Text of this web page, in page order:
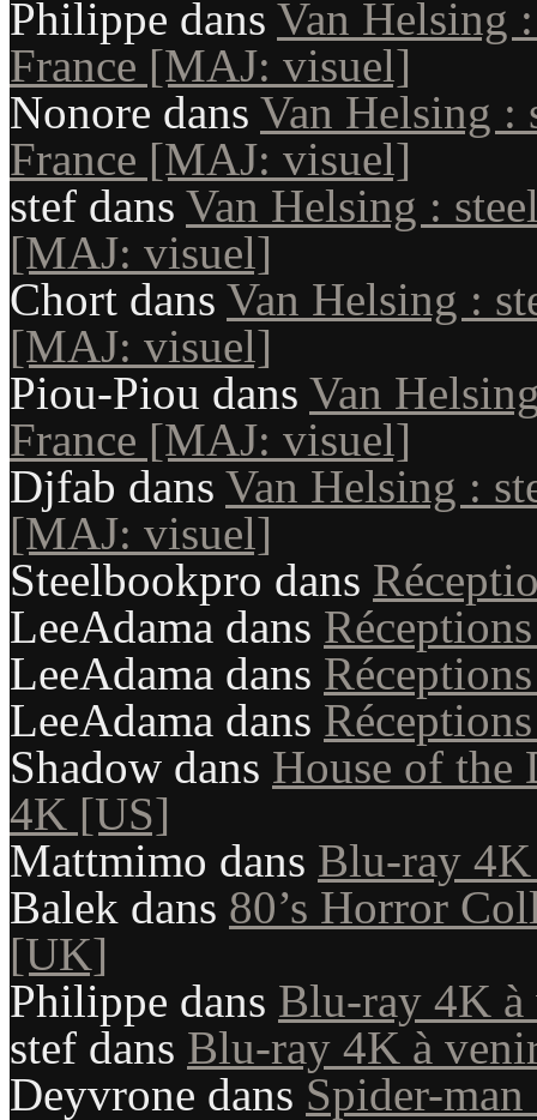
Philippe dans Van Helsing
France [MAJ: visuel]
Nonore dans Van Helsing :
France [MAJ: visuel]
stef dans Van Helsing :
[MAJ: visuel]
Chort dans Van Helsing :
[MAJ: visuel]
Piou-Piou dans Van
France [MAJ: visuel]
Djfab dans Van Helsing :
[MAJ: visuel]
Steelbookpro dans
LeeAdama dans
LeeAdama dans
LeeAdama dans
Shadow dans House of the
4K [US]
Mattmimo dans Blu-ray
Balek dans 80’s Horror
[UK]
Philippe dans Blu-ray 4K à
stef dans Blu-ray 4K à
Deyvrone dans Spider-